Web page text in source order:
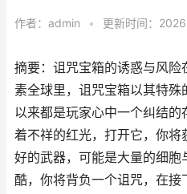
作者： admin • 更新时间：
摘要：诅咒宝箱的诱惑与风
素全球里，诅咒宝箱以其特殊
以来都是玩家心中一个纠结
着不祥的红光，打开它，你
好的武器，可能是大量的细
酷，你将背负一个诅咒，在